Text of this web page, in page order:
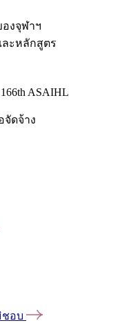
งจุฬาฯ
ะหลักสูตร
ASAIHL
จัดจ้าง
ชอบ